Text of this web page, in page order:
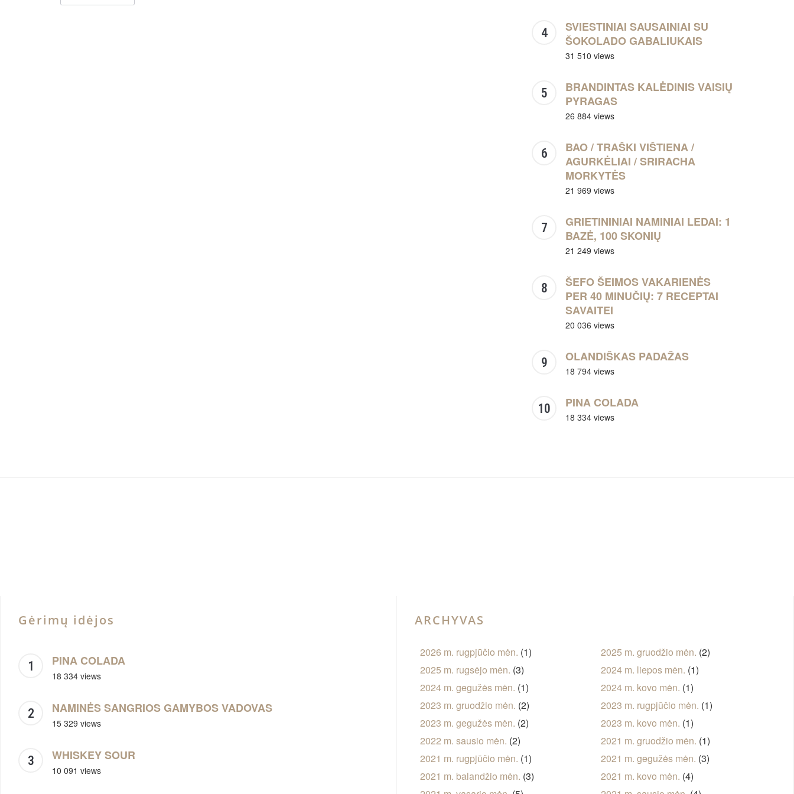
SVIESTINIAI SAUSAINIAI SU
ŠOKOLADO GABALIUKAIS
31 510 views
BRANDINTAS KALĖDINIS VAISIŲ
PYRAGAS
26 884 views
BAO / TRAŠKI VIŠTIENA /
AGURKĖLIAI / SRIRACHA
MORKYTĖS
21 969 views
GRIETININIAI NAMINIAI LEDAI: 1
BAZĖ, 100 SKONIŲ
21 249 views
ŠEFO ŠEIMOS VAKARIENĖS
PER 40 MINUČIŲ: 7 RECEPTAI
SAVAITEI
20 036 views
OLANDIŠKAS PADAŽAS
18 794 views
PINA COLADA
18 334 views
Gėrimų idėjos
PINA COLADA
18 334 views
NAMINĖS SANGRIOS GAMYBOS VADOVAS
15 329 views
WHISKEY SOUR
10 091 views
ARCHYVAS
2026 m. rugpjūčio mėn. (1) 2025 m. gruodžio mėn. (2)
2025 m. rugsėjo mėn. (3) 2024 m. liepos mėn. (1)
2024 m. gegužės mėn. (1) 2024 m. kovo mėn. (1)
2023 m. gruodžio mėn. (2) 2023 m. rugpjūčio mėn. (1)
2023 m. gegužės mėn. (2) 2023 m. kovo mėn. (1)
2022 m. sausio mėn. (2) 2021 m. gruodžio mėn. (1)
2021 m. rugpjūčio mėn. (1) 2021 m. gegužės mėn. (3)
2021 m. balandžio mėn. (3) 2021 m. kovo mėn. (4)